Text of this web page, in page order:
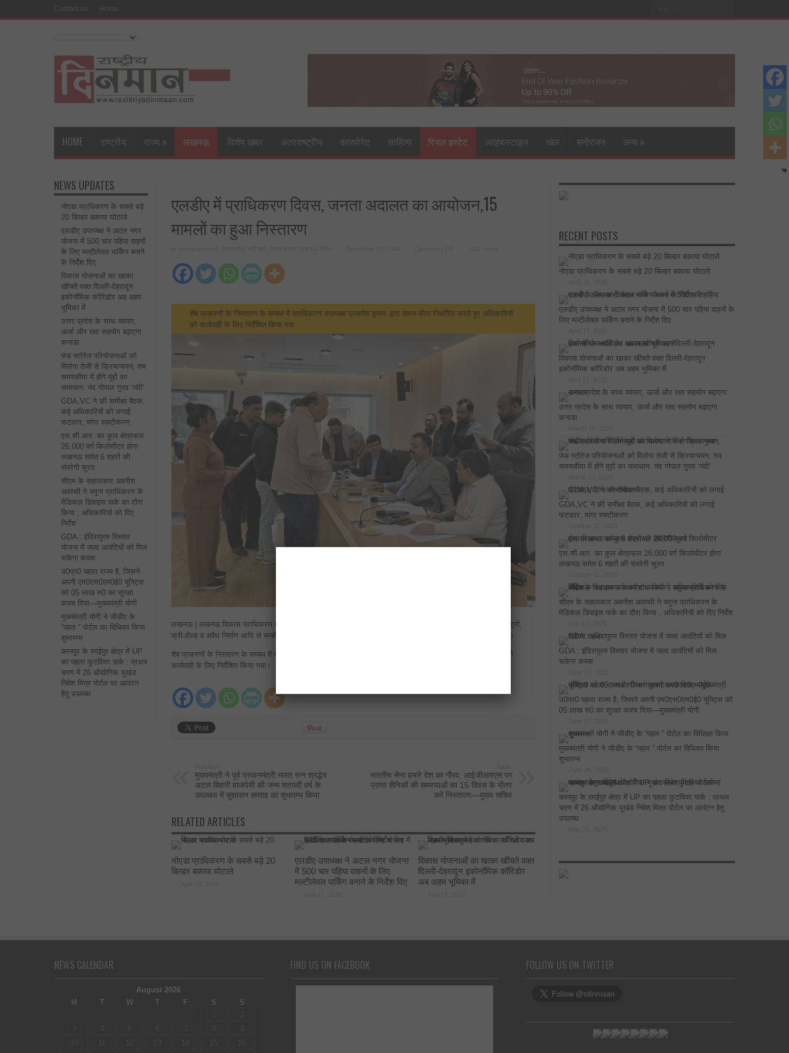
Contact us Home
HOME राष्ट्रीय राज्य » लखनऊ विशेष ख़बर अंतरराष्ट्रीय कारपोरेट साहित्य रियल इस्टेट लाइफस्टाइल खेल मनोरंजन अन्य »
एलडीए में प्राधिकरण दिवस, जनता अदालत का आयोजन,15
मामलों का हुआ निस्तारण
आयोजन,15
मामलों
का
शेष प्रकरणों के निस्तारण के सम्बंध में प्राधिकरण उपाध्यक्ष प्रथमेश कुमार द्वारा समय-सीमा निर्धारित करते हुए अधिकारियों
को कार्यवाही के लिए निर्देशित किया गया
लखनऊ | लखनऊ विकास प्राधिकरण में प्राधिकरण दिवस/जनता अदालत का आयोजन किया गया। इस दौरान नामांतरण, रजिस्ट्री,
फ्री-होल्ड व अवैध निर्माण आदि से सम्बंधित कुल 42 प्रार्थना पत्र प्राप्त हुए, जिनमें से 15 प्रकरणों का निस्तारण कर दिया गया।
शेष प्रकरणों के निस्तारण के सम्बंध में प्राधिकरण के उपाध्यक्ष प्रथमेश कुमार द्वारा समय-सीमा निर्धारित करते हुए अधिकारियों को
कार्यवाही के लिए निर्देशित किया गया।
मुख्यमंत्री ने पूर्व प्रधानमंत्री भारत रत्न श्रद्धेय
अटल बिहारी वाजपेयी की जन्म शताब्दी वर्ष के
उपलक्ष्य में सुशासन सप्ताह का शुभारम्भ किया
भारतीय सेना हमारे देश का गौरव, आईजीआरएस पर
प्राप्त सैनिकों की समस्याओं का 15 दिवस के भीतर
करें निस्तारण—मुख्य सचिव
RELATED ARTICLES
नोएडा प्राधिकरण के सबसे बड़े 20
बिल्डर बकाया घोटाले
एलडीए उपाध्यक्ष ने अटल नगर योजना
में 500 चार पहिया वाहनों के लिए
मल्टीलेवल पार्किंग बनाने के निर्देश दिए
विकास योजनाओं का खाका खींचते वक्त
दिल्ली-देहरादून इकोनॉमिक कॉरिडोर
अब अहम भूमिका में
NEWS UPDATES
नोएडा प्राधिकरण के सबसे बड़े
20 बिल्डर बकाया घोटाले
एलडीए उपाध्यक्ष ने अटल नगर
योजना में 500 चार पहिया वाहनों
के लिए मल्टीलेवल पार्किंग बनाने
के निर्देश दिए
विकास योजनाओं का खाका
खींचते वक्त दिल्ली-देहरादून
इकोनॉमिक कॉरिडोर अब अहम
भूमिका में
उत्तर प्रदेश के साथ व्यापार,
ऊर्जा और रक्षा सहयोग बढ़ाएगा
कनाडा
पंप्ड स्टोरेज परियोजनाओं को
मिलेगा तेजी से क्रियान्वयन, तय
समयसीमा में होंगे मुद्दों का
समाधान: नंद गोपाल गुप्ता ‘नंदी’
GDA,VC ने की समीक्षा बैठक,
कई अधिकारियों को लगाई
फटकार, मांगा स्पष्टीकरण
एस.सी.आर. का कुल क्षेत्रफल
26,000 वर्ग किलोमीटर होगा
लखनऊ समेत 6 शहरों की
संवरेगी सूरत
सीएम के सहालकार अवनीश
अवस्थी ने यमुना प्राधिकरण के
मेडिकल डिवाइस पार्क का दौरा
किया , अधिकारियों को दिए
निर्देश
GDA : इंदिरापुरम विस्तार
योजना में जल्द आवंटियों को मिल
सकेगा कब्जा
उ0प्र0 पहला राज्य है, जिसने
अपनी एम0एस0एम0ई0 यूनिट्स
को 05 लाख रु0 का सुरक्षा
कवच दिया—मुख्यमंत्री योगी
मुख्यमंत्री योगी ने जीडीए के
“पहल ” पोर्टल का विधिवत किया
शुभारम्भ
कानपुर के रमईपुर क्षेत्र में UP
का पहला फुटवियर पार्क : प्रथम
चरण में 26 औद्योगिक भूखंड
निवेश मित्र पोर्टल पर आवंटन
हेतु उपलब्ध
RECENT POSTS
नोएडा प्राधिकरण के सबसे बड़े 20 बिल्डर बकाया घोटाले
एलडीए उपाध्यक्ष ने अटल नगर योजना में 500 चार पहिया वाहनों के
लिए मल्टीलेवल पार्किंग बनाने के निर्देश दिए
विकास योजनाओं का खाका खींचते वक्त दिल्ली-देहरादून
इकोनॉमिक कॉरिडोर अब अहम भूमिका में
उत्तर प्रदेश के साथ व्यापार, ऊर्जा और रक्षा सहयोग बढ़ाएगा
कनाडा
पंप्ड स्टोरेज परियोजनाओं को मिलेगा तेजी से क्रियान्वयन, तय
समयसीमा में होंगे मुद्दों का समाधान: नंद गोपाल गुप्ता ‘नंदी’
GDA,VC ने की समीक्षा बैठक, कई अधिकारियों को लगाई
फटकार, मांगा स्पष्टीकरण
एस.सी.आर. का कुल क्षेत्रफल 26,000 वर्ग किलोमीटर होगा
लखनऊ समेत 6 शहरों की संवरेगी सूरत
सीएम के सहालकार अवनीश अवस्थी ने यमुना प्राधिकरण के
मेडिकल डिवाइस पार्क का दौरा किया , अधिकारियों को दिए निर्देश
GDA : इंदिरापुरम विस्तार योजना में जल्द आवंटियों को मिल
सकेगा कब्जा
उ0प्र0 पहला राज्य है, जिसने अपनी एम0एस0एम0ई0 यूनिट्स को
05 लाख रु0 का सुरक्षा कवच दिया—मुख्यमंत्री योगी
मुख्यमंत्री योगी ने जीडीए के “पहल ” पोर्टल का विधिवत किया
शुभारम्भ
कानपुर के रमईपुर क्षेत्र में UP का पहला फुटवियर पार्क : प्रथम
चरण में 26 औद्योगिक भूखंड निवेश मित्र पोर्टल पर आवंटन हेतु
उपलब्ध
NEWS CALENDAR
August 2026
M
T W T F S
S
1
2
3
5 7 8
10
11 12 13 14 15
16
FIND US ON FACEBOOK FOLLOW US ON TWITTER